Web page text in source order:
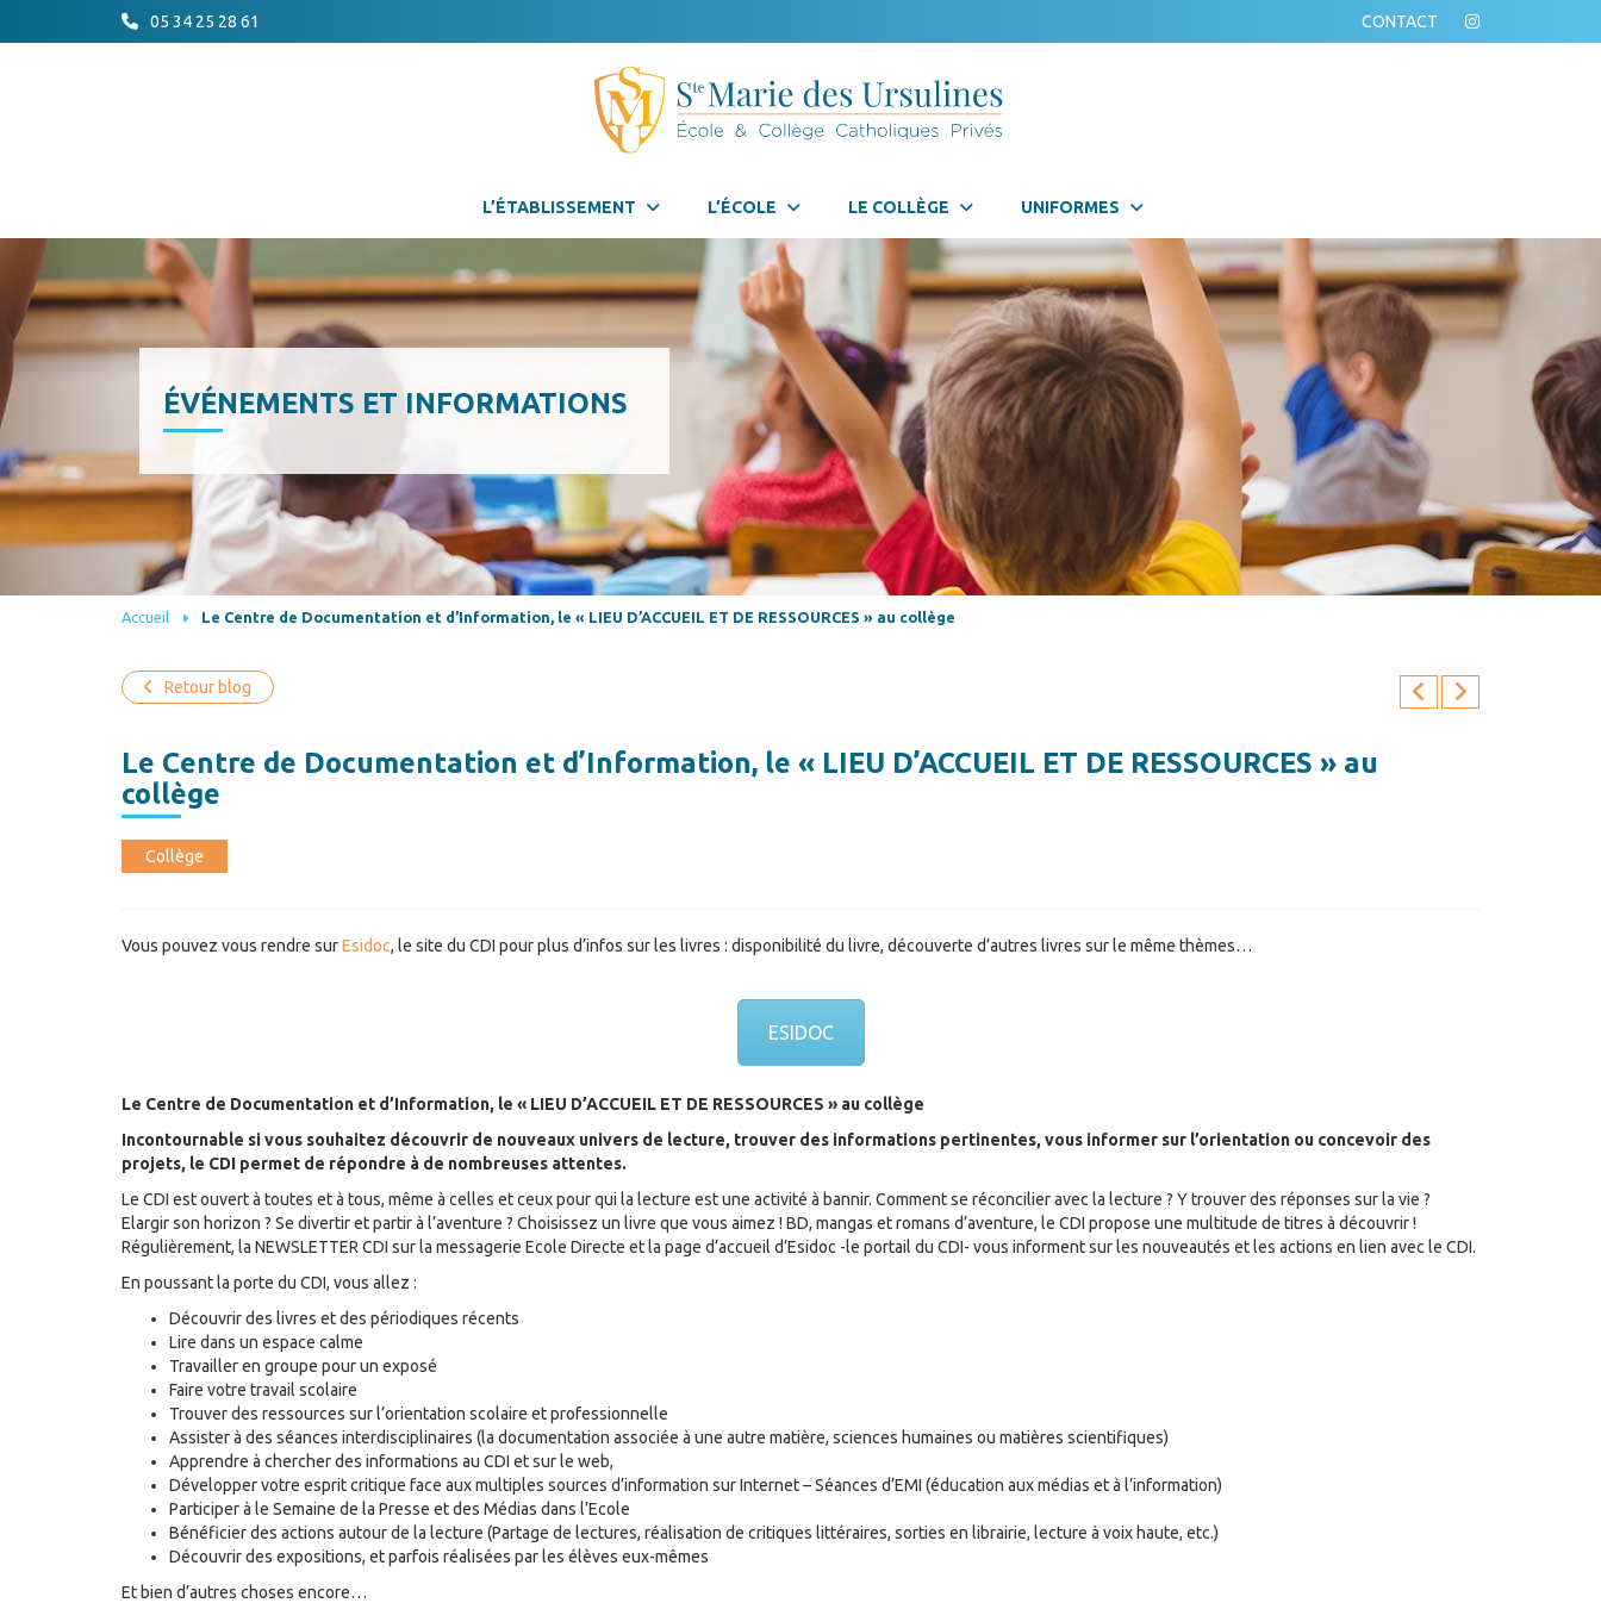
05 34 25 28 61 CONTACT
L’ÉTABLISSEMENT L’ÉCOLE LE COLLÈGE UNIFORMES
ÉVÉNEMENTS ET INFORMATIONS
Accueil Le Centre de Documentation et d’Information, le « LIEU D’ACCUEIL ET DE RESSOURCES » au collège
Retour blog
Le Centre de Documentation et d’Information, le « LIEU D’ACCUEIL ET DE RESSOURCES » au
collège
Collège
Vous pouvez vous rendre surEsidoc, le site du CDI pour plus d’infos sur les livres : disponibilité du livre, découverte d’autres livres sur le même thèmes…
ESIDOC
Le Centre de Documentation et d’Information, le « LIEU D’ACCUEIL ET DE RESSOURCES » au collège
Incontournable si vous souhaitez découvrir de nouveaux univers de lecture, trouver des informations pertinentes, vous informer sur l’orientation ou concevoir des
projets, le CDI permet de répondre à de nombreuses attentes.
Le CDI est ouvert à toutes et à tous, même à celles et ceux pour qui la lecture est une activité à bannir. Comment se réconcilier avec la lecture ? Y trouver des réponses sur la vie ?
Elargir son horizon ? Se divertir et partir à l’aventure ? Choisissez un livre que vous aimez ! BD, mangas et romans d’aventure, le CDI propose une multitude de titres à découvrir !
Régulièrement, la NEWSLETTER CDI sur la messagerie Ecole Directe et la page d’accueil d’Esidoc -le portail du CDI- vous informent sur les nouveautés et les actions en lien avec le CDI.
En poussant la porte du CDI, vous allez :
Découvrir des livres et des périodiques récents
Lire dans un espace calme
Travailler en groupe pour un exposé
Faire votre travail scolaire
Trouver des ressources sur l’orientation scolaire et professionnelle
Assister à des séances interdisciplinaires (la documentation associée à une autre matière, sciences humaines ou matières scientifiques)
Apprendre à chercher des informations au CDI et sur le web,
Développer votre esprit critique face aux multiples sources d’information sur Internet – Séances d’EMI (éducation aux médias et à l’information)
Participer à le Semaine de la Presse et des Médias dans l’Ecole
Bénéficier des actions autour de la lecture (Partage de lectures, réalisation de critiques littéraires, sorties en librairie, lecture à voix haute, etc.)
Découvrir des expositions, et parfois réalisées par les élèves eux-mêmes
Et bien d’autres choses encore…